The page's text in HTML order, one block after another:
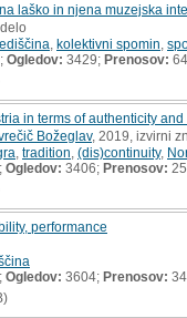
laško in njena muzejska
kolektivni spomin
Ogledov: 3429; Prenosov: 64
in terms of authenticity
Božeglav, 2019, izvirni
tradition (dis)continuity,
Ogledov: 3406; Prenosov: 25
performance
Ogledov: 3604; Prenosov: 34